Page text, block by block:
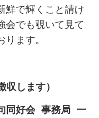
鮮で輝くこと請け
会でも覗いて見て
ます。
します）
同好会 事務局 一